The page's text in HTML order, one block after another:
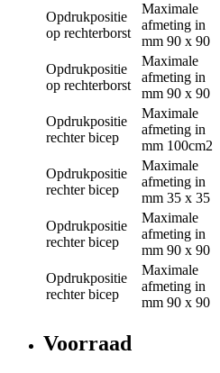
Opdrukpositie
op rechterborst
Maximale
afmeting in
mm 90 x 90
Opdrukpositie
op rechterborst
Maximale
afmeting in
mm 90 x 90
Opdrukpositie
rechter bicep
Maximale
afmeting in
mm 100cm2
Opdrukpositie
rechter bicep
Maximale
afmeting in
mm 35 x 35
Opdrukpositie
rechter bicep
Maximale
afmeting in
mm 90 x 90
Opdrukpositie
rechter bicep
Maximale
afmeting in
mm 90 x 90
Voorraad